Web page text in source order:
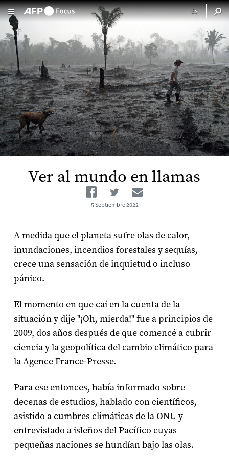
Pasar al contenido principal
Ver al mundo en llamas
Facebook
Twitter
5 Septiembre 2022
A medida que el planeta sufre olas de calor,
inundaciones, incendios forestales y sequías,
crece una sensación de inquietud o incluso
pánico.
El momento en que caí en la cuenta de la
situación y dije "¡Oh, mierda!" fue a principios de
2009, dos años después de que comencé a cubrir
ciencia y la geopolítica del cambio climático para
la Agence France-Presse.
Para ese entonces, había informado sobre
decenas de estudios, hablado con científicos,
asistido a cumbres climáticas de la ONU y
entrevistado a isleños del Pacífico cuyas
pequeñas naciones se hundían bajo las olas.